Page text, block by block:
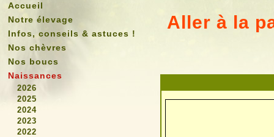
Accueil
Notre élevage
Infos, conseils & astuces !
Nos chèvres
Nos boucs
Naissances
2026
2025
2024
2023
2022
Aller à la